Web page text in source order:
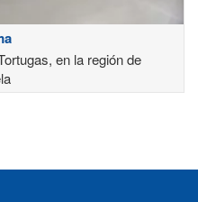
en la región de